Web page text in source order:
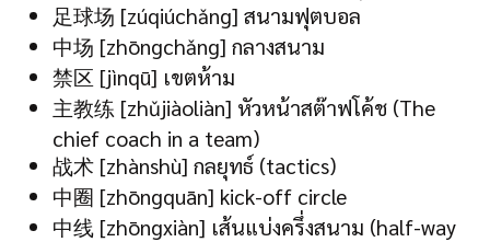
足球场 [zúqiúchǎng] สนามฟุตบอล
中场 [zhōngchǎng] กลางสนาม
禁区 [jìnqū] เขตห้าม
主教练 [zhǔjiàoliàn] หัวหน้าสต๊าฟโค้ช (The
chief coach in a team)
战术 [zhànshù] กลยุทธ์ (tactics)
中圈 [zhōngquān] kick-off circle
中线 [zhōngxiàn] เส้นแบ่งครึ่งสนาม (half-way